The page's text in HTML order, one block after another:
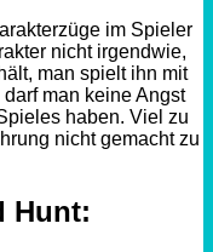
im Spieler
nicht irgendwie,
man spielt ihn mit
man keine Angst
haben. Viel zu
nicht gemacht zu
Hunt: